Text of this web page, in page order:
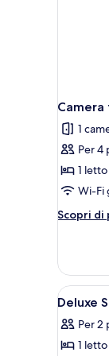
1
Per 4
1
Wi-Fi
Scopri di
Altri
familiare
Apri
tutte
le
foto
6
Deluxe
Per 2
1